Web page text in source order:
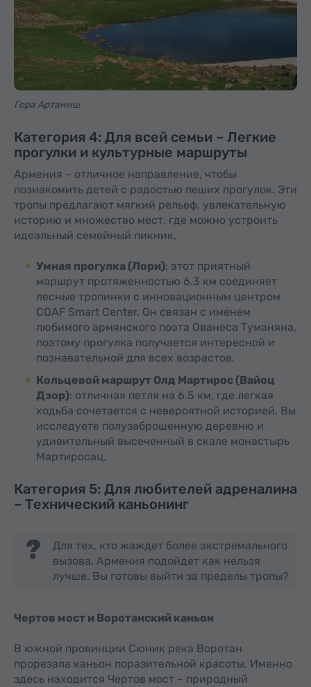
Гора Артаниш
Категория 4: Для всей семьи – Легкие
прогулки и культурные маршруты
Армения – отличное направление, чтобы
познакомить детей с радостью пеших прогулок. Эти
тропы предлагают мягкий рельеф, увлекательную
историю и множество мест, где можно устроить
идеальный семейный пикник.
Умная прогулка (Лори): этот приятный
маршрут протяженностью 6.3 км соединяет
лесные тропинки с инновационным центром
COAF Smart Center. Он связан с именем
любимого армянского поэта Ованеса Туманяна,
поэтому прогулка получается интересной и
познавательной для всех возрастов.
Кольцевой маршрут Олд Мартирос (Вайоц
Дзор): отличная петля на 6.5 км, где легкая
ходьба сочетается с невероятной историей. Вы
исследуете полузаброшенную деревню и
удивительный высеченный в скале монастырь
Мартиросац.
Категория 5: Для любителей адреналина
– Технический каньонинг
Для тех, кто жаждет более экстремального
вызова, Армения подойдет как нельзя
лучше. Вы готовы выйти за пределы тропы?
Чертов мост и Воротанский каньон
В южной провинции Сюник река Воротан
прорезала каньон поразительной красоты. Именно
здесь находится Чертов мост – природный